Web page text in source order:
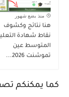
منذ بضع شهور
هنا نتائج وكشوف
نقاط شهادة
المتوسط عين
تموشنت 2026...
كما يمكنكم